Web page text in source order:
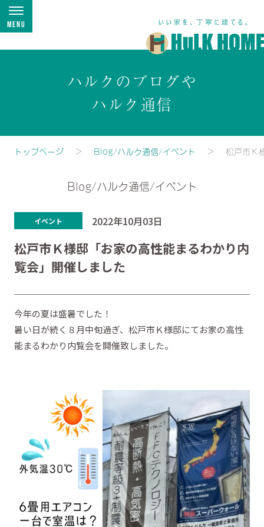
Menu
ハルクのブログや
ハルク通信
トップページ Blog/ハルク通信/イベント 松戸市Ｋ
Blog/ハルク通信/イベント
イベント 2022年10月03日
松戸市Ｋ様邸「お家の高性能まるわかり内
覧会」開催しました
今年の夏は盛暑でした！
暑い日が続く８月中旬過ぎ、松戸市Ｋ様邸にてお家の高性
能まるわかり内覧会を開催致しました。